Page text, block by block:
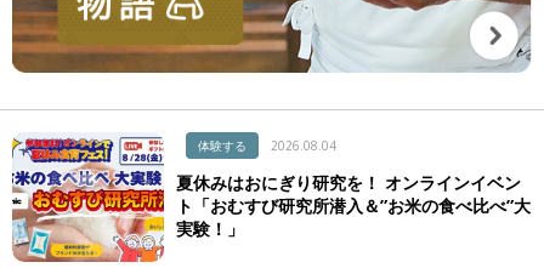
体験する 2026.08.04
夏休みはおにぎり研究を！ オンラインイベン
ト「おむすび研究所潜入＆”お米の食べ比べ”大
実験！」